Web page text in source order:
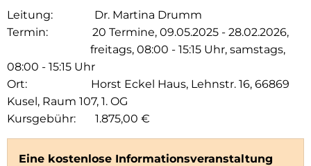
Leitung: Dr. Martina Drumm
Termin: 20 Termine, 09.05.2025 - 28.02.2026,
freitags, 08:00 - 15:15 Uhr, samstags,
08:00 - 15:15 Uhr
Ort: Horst Eckel Haus, Lehnstr. 16, 66869
Kusel, Raum 107, 1. OG
Kursgebühr: 1.875,00 €
Eine kostenlose Informationsveranstaltung